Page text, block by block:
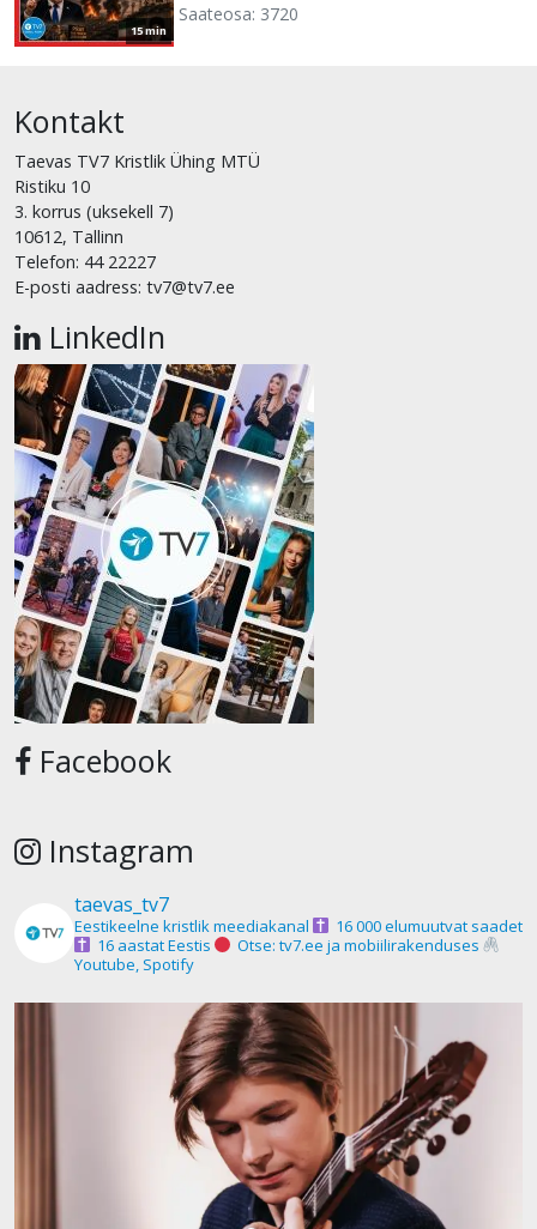
15 min
Saateosa: 3720
Kontakt
Taevas TV7 Kristlik Ühing MTÜ
Ristiku 10
3. korrus (uksekell 7)
10612, Tallinn
Telefon: 44 22227
E-posti aadress: tv7@tv7.ee
LinkedIn
Facebook
Instagram
taevas_tv7
Eestikeelne kristlik meediakanal
16 000 elumuutvat saadet
16 aastat Eestis
Otse: tv7.ee ja mobiilirakenduses
Youtube, Spotify